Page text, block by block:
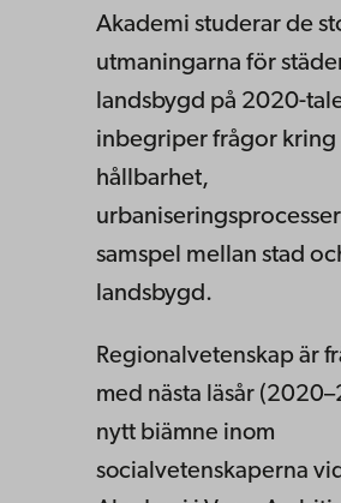
Akademi studerar de
utmaningarna för
landsbygd på 2020-
inbegriper frågor kring
hållbarhet,
samspel mellan stad
landsbygd.
Regionalvetenskap är
med nästa läsår
nytt biämne inom
socialvetenskaperna